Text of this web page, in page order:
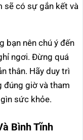
sẽ có sự gắn kết và
bạn nên chú ý đến
ngơi. Đừng quá
thân. Hãy duy trì
đúng giờ và tham
sức khỏe.
Bình Tĩnh